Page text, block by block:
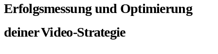
Erfolgsmessung und Optimierung
deiner Video-Strategie